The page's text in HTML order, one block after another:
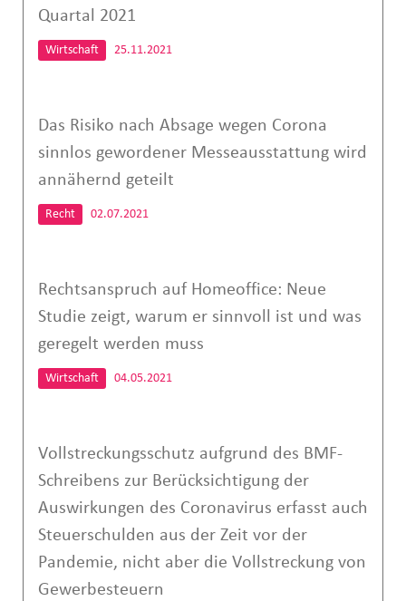
Quartal 2021
Wirtschaft 25.11.2021
Das Risiko nach Absage wegen Corona
sinnlos gewordener Messeausstattung wird
annähernd geteilt
Recht 02.07.2021
Rechtsanspruch auf Homeoffice: Neue
Studie zeigt, warum er sinnvoll ist und was
geregelt werden muss
Wirtschaft 04.05.2021
Vollstreckungsschutz aufgrund des BMF-
Schreibens zur Berücksichtigung der
Auswirkungen des Coronavirus erfasst auch
Steuerschulden aus der Zeit vor der
Pandemie, nicht aber die Vollstreckung von
Gewerbesteuern